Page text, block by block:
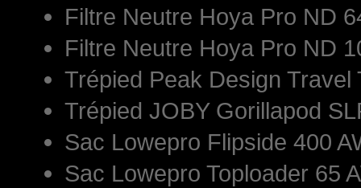
Filtre Neutre Hoya Pro ND
Filtre Neutre Hoya Pro ND
Trépied Peak Design Travel
Trépied JOBY Gorillapod
Sac Lowepro Flipside 400
Sac Lowepro Toploader 65